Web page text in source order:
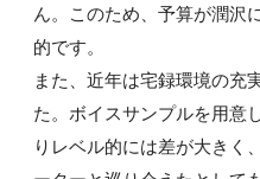
ん。このため、予算が潤沢
的です。
また、近年は宅録環境の充
た。ボイスサンプルを用意
りレベル的には差が大きく